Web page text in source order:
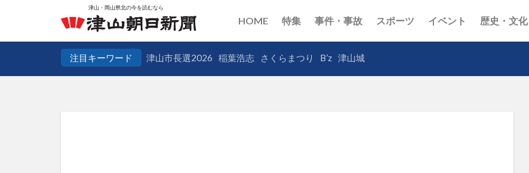
HOME 特集 事件・事故 スポーツ イベント 歴史・文化
注目キーワード 津山市長選2026 稲葉浩志 さくらまつり B’z 津山城